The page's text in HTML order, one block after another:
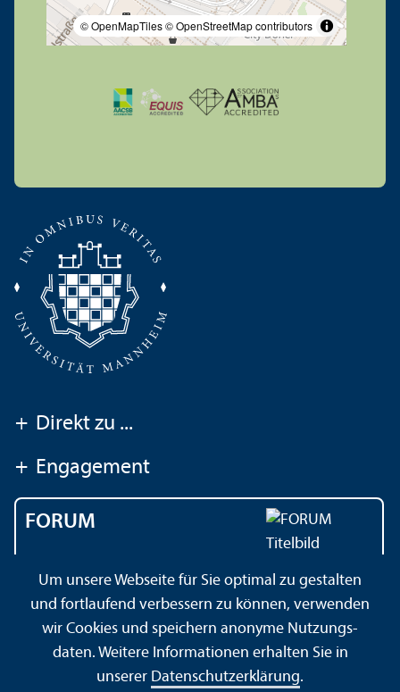
© OpenMapTiles© OpenStreetMap contributors
+ Direkt zu ...
+ Engagement
FORUM
Universität Mannheim
Impressum Datenschutz­erklärung Sitemap
Um unsere Webseite für Sie optimal zu gestalten
und fortlaufend verbessern zu können, verwenden
wir Cookies und speichern anonyme Nutzungs­
daten. Weitere Informationen erhalten Sie in
unserer Datenschutz­erklärung.